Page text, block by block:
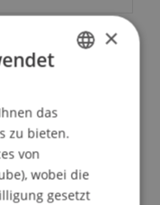
×
das
zu bieten.
von
wobei die
gesetzt